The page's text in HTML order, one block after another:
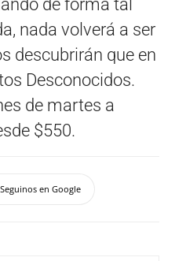
de forma tal
nada volverá a ser
descubrirán que en
Desconocidos.
de martes a
$550.
en Google